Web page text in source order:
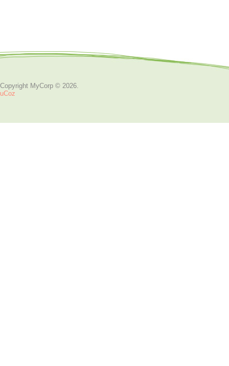
Copyright MyCorp © 2026.
uCoz